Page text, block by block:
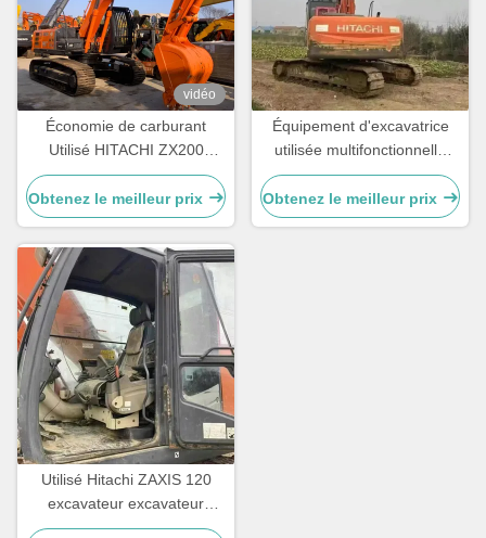
vidéo
Économie de carburant
Utilisé HITACHI ZX200
Excavateur Utilisé
Équipement de terrassement
20300 kg
Obtenez le meilleur prix
Équipement d'excavatrice
utilisée multifonctionnelle
HITACHI Zax120 pour
l'exploitation minière de la
roche
Obtenez le meilleur prix
Utilisé Hitachi ZAXIS 120
excavateur excavateur
télécommande 1 tonne de